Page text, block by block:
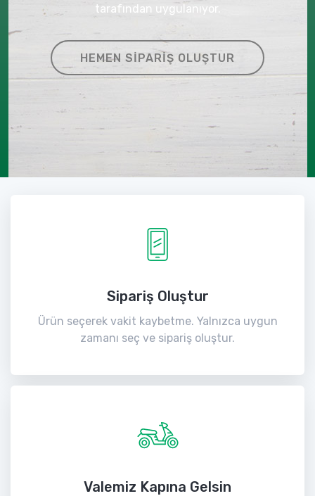
tarafından uygulanıyor.
HEMEN SIPARIŞ OLUŞTUR
Sipariş Oluştur
Ürün seçerek vakit kaybetme. Yalnızca uygun
zamanı seç ve sipariş oluştur.
Valemiz Kapına Gelsin